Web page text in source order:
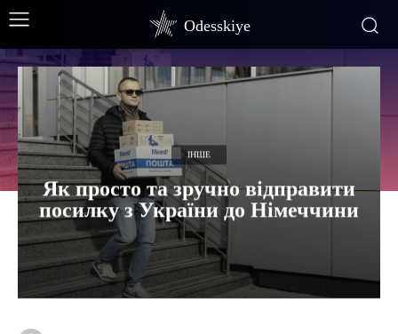
Odesskiye
ІНШЕ
Як просто та зручно відправити
посилку з України до Німеччини